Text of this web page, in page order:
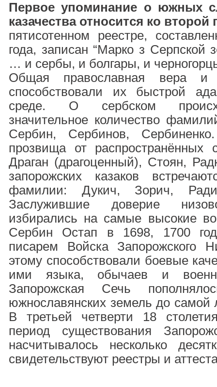
Первое упоминание о южных
казачества относится ко второй
пятисотенном реестре,
года, записан “Марко з
… и сербы, и болгары, и
Общая православная вера и
способствовали их быстрой
среде. О сербском
значительное количество
Сербин, Сербинов,
прозвища от распространённых
Драган (драгоценный), Стоян,
запорожских казаков
фамилии: Дукич, Зорич,
Заслужившие доверие
избирались на самые высокие
Сербин Остап в 1698, 1700
писарем Войска Запорожского
этому способствовали боевые
ими языка, обычаев и
Запорожская Сечь
южнославянских земель до самой
В третьей четверти 18
период существования
насчитывалось несколько
свидетельствуют реестры и